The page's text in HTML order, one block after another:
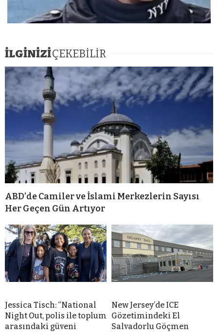
İLGİNİZİÇEKEBİLİR
ABD’de Camiler ve İslami Merkezlerin Sayısı
Her Geçen Gün Artıyor
Jessica Tisch: “National
Night Out, polis ile toplum
arasındaki güveni
New Jersey’de ICE
Gözetimindeki El
Salvadorlu Göçmen